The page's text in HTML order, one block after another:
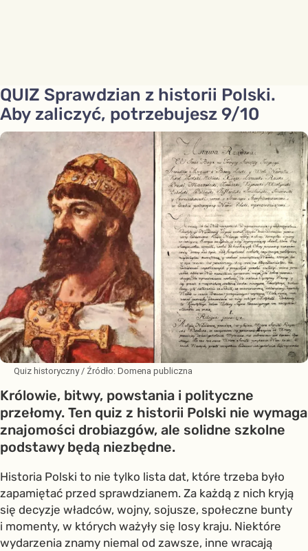
QUIZ Sprawdzian z historii Polski.
Aby zaliczyć, potrzebujesz 9/10
Quiz historyczny/ Źródło: Domena publiczna
Królowie, bitwy, powstania i polityczne
przełomy. Ten quiz z historii Polski nie wymaga
znajomości drobiazgów, ale solidne szkolne
podstawy będą niezbędne.
Historia Polski to nie tylko lista dat, które trzeba było
zapamiętać przed sprawdzianem. Za każdą z nich kryją
się decyzje władców, wojny, sojusze, społeczne bunty
i momenty, w których ważyły się losy kraju. Niektóre
wydarzenia znamy niemal od zawsze, inne wracają